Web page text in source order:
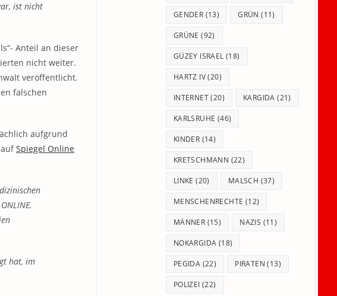
ist nicht
Anteil an dieser
nicht weiter.
veröffentlicht.
falschen
aufgrund
Spiegel Online
hat, im
GENDER (13) GRÜN (11)
GRÜNE (92)
GÜZEY ISRAEL (18)
HARTZ IV(20)
INTERNET(20) KARGIDA (21)
KARLSRUHE (46)
KINDER (14)
KRETSCHMANN (22)
LINKE (20) MALSCH (37)
MENSCHENRECHTE (12)
MÄNNER (15) NAZIS (11)
NOKARGIDA (18)
PEGIDA (22) PIRATEN (13)
POLIZEI (22)